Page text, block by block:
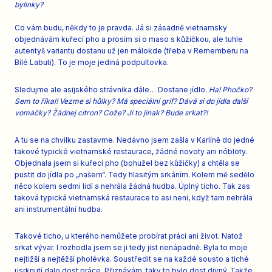
bylinky?
Co vám budu, někdy to je pravda. Já si zásadně vietnamsky
objednávám kuřecí pho a prosím si o maso s kůžičkou, ale tuhle
autentyš variantu dostanu už jen málokde (třeba v Rememberu na
Bílé Labuti). To je moje jediná podpultovka.
Sledujme ale asijského strávníka dále… Dostane jídlo. Ha! Phočko?
Sem to říkal! Vezme si hůlky? Má speciální grif? Dává si do jídla další
vomáčky? Žádnej citron? Cože? Jí to jinak? Bude srkat?!
A tu se na chvilku zastavme. Nedávno jsem zašla v Karlíně do jedné
takové typické vietnamské restaurace, žádné novoty ani nóbloty.
Objednala jsem si kuřecí pho (bohužel bez kůžičky) a chtěla se
pustit do jídla po „našem“. Tedy hlasitým srkáním. Kolem mě sedělo
něco kolem sedmi lidí a nehrála žádná hudba. Úplný ticho. Tak zas
taková typická vietnamská restaurace to asi není, když tam nehrála
ani instrumentální hudba.
Takové ticho, u kterého nemůžete probírat práci ani život. Natož
srkat vývar. I rozhodla jsem se ji tedy jíst nenápadně. Byla to moje
nejtižší a nejtěžší pholévka. Soustředit se na každé sousto a tiché